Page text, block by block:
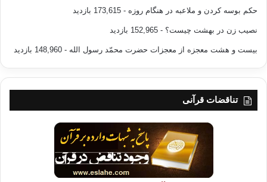
حکم بوسه کردن و ملاعبه در هنگام روزه - 173,615 بازدید
نصیب زن در بهشت چیست؟ - 152,965 بازدید
بیست و هشت معجزه از معجزات حضرت محمّد رسول الله - 148,960 بازدید
تناقضات قرآنی